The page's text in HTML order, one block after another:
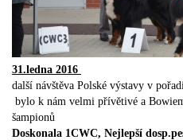
31.ledna 2016
další návštěva Polské výstavy v
bylo k nám velmi přívětivé a
šampionů
Doskonala 1CWC, Nejlepší